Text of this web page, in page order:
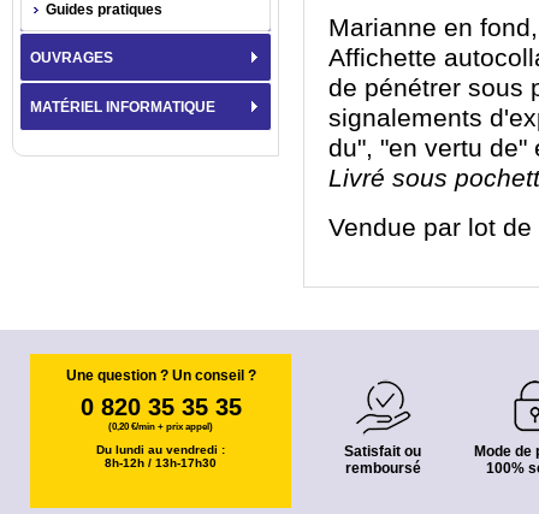
Marianne en
Affichette
de pénétrer sous
signalements
du", "en vertu de"
Livré sous
Vendue par lot
Guides pratiques
OUVRAGES
MATÉRIEL INFORMATIQUE
Une question ? Un conseil ?
0 820 35 35 35
(0,20 €/min + prix appel)
Du lundi au vendredi :
8h-12h / 13h-17h30
Satisfait ou
remboursé
Mode de
100%